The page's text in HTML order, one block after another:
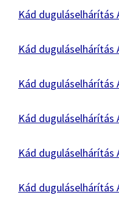
Kád duguláselhárítás
Kád duguláselhárítás
Kád duguláselhárítás
Kád duguláselhárítás
Kád duguláselhárítás
Kád duguláselhárítás